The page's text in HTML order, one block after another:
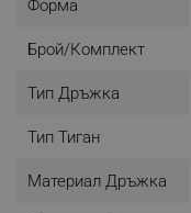
Форма
Брой/комплект
Тип Дръжка
Тип Тиган
Материал Дръжка